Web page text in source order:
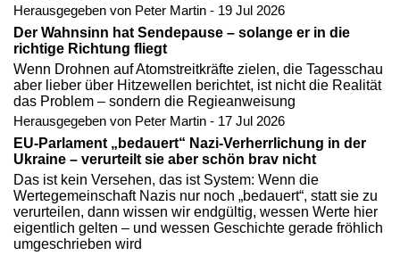
Herausgegeben von Peter Martin - 19 Jul 2026
Der Wahnsinn hat Sendepause – solange er in die
richtige Richtung fliegt
Wenn Drohnen auf Atomstreitkräfte zielen, die Tagesschau
aber lieber über Hitzewellen berichtet, ist nicht die Realität
das Problem – sondern die Regieanweisung
Herausgegeben von Peter Martin - 17 Jul 2026
EU-Parlament „bedauert“ Nazi-Verherrlichung in der
Ukraine – verurteilt sie aber schön brav nicht
Das ist kein Versehen, das ist System: Wenn die
Wertegemeinschaft Nazis nur noch „bedauert“, statt sie zu
verurteilen, dann wissen wir endgültig, wessen Werte hier
eigentlich gelten – und wessen Geschichte gerade fröhlich
umgeschrieben wird